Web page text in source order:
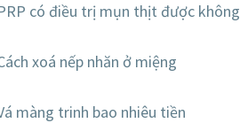
có điều trị mụn thịt được không
xoá nếp nhăn ở miệng
màng trinh bao nhiêu tiền